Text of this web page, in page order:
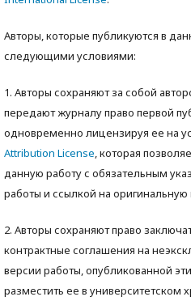
Авторы, которые публикуются в
следующими условиями:
1. Авторы сохраняют за собой
передают журналу право первой
одновременно лицензируя ее на
Attribution License, которая
данную работу с обязательным
работы и ссылкой на
2. Авторы сохраняют право
контрактные соглашения на
версии работы, опубликованной
разместить ее в университетском